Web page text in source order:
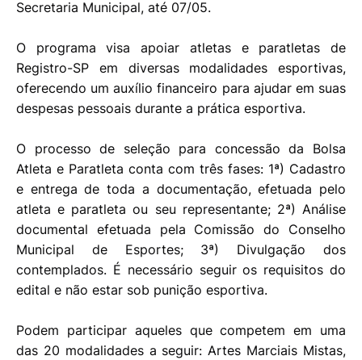
Secretaria Municipal, até 07/05.
O programa visa apoiar atletas e paratletas de
Registro-SP em diversas modalidades esportivas,
oferecendo um auxílio financeiro para ajudar em suas
despesas pessoais durante a prática esportiva.
O processo de seleção para concessão da Bolsa
Atleta e Paratleta conta com três fases: 1ª) Cadastro
e entrega de toda a documentação, efetuada pelo
atleta e paratleta ou seu representante; 2ª) Análise
documental efetuada pela Comissão do Conselho
Municipal de Esportes; 3ª) Divulgação dos
contemplados. É necessário seguir os requisitos do
edital e não estar sob punição esportiva.
Podem participar aqueles que competem em uma
das 20 modalidades a seguir: Artes Marciais Mistas,